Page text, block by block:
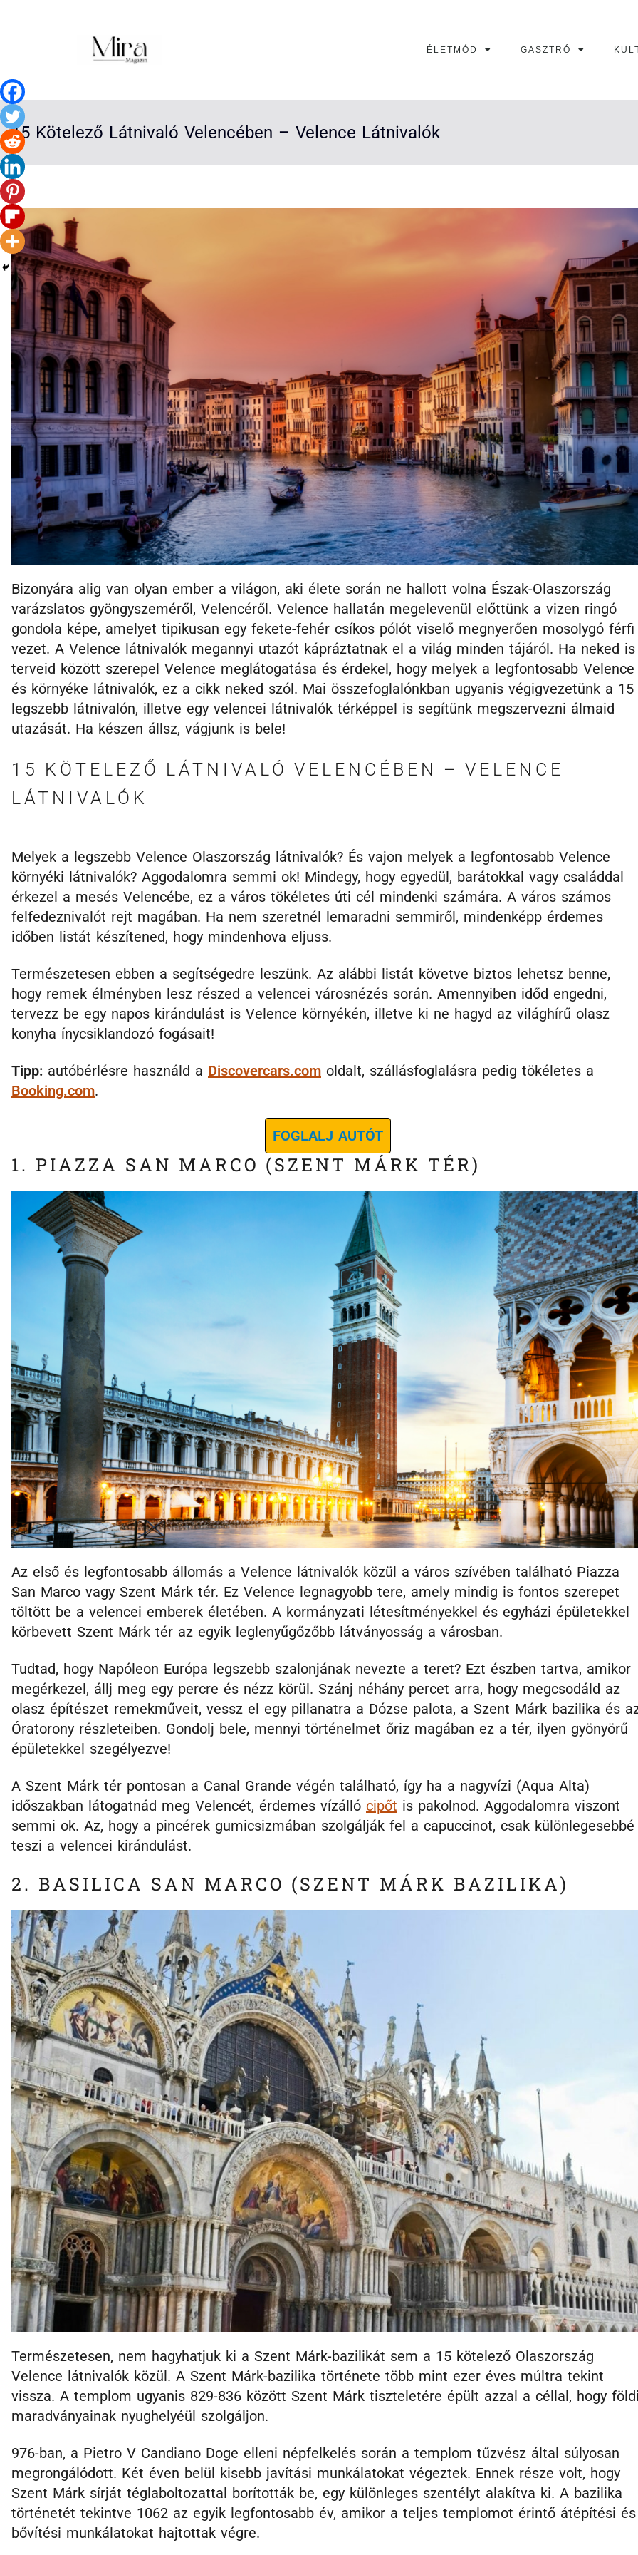
ÉLETMÓD GASZTRÓ
15 Kötelező Látnivaló Velencében – Velence Látnivalók
Bizonyára alig van olyan ember a világon, aki élete során ne hallott volna Észak-Olaszország
varázslatos gyöngyszeméről, Velencéről. Velence hallatán megelevenül előttünk a vizen ringó
gondola képe, amelyet tipikusan egy fekete-fehér csíkos pólót viselő megnyerően mosolygó férfi
vezet. A Velence látnivalók megannyi utazót kápráztatnak el a világ minden tájáról. Ha neked is
terveid között szerepel Velence meglátogatása és érdekel, hogy melyek a legfontosabb Velence
és környéke látnivalók, ez a cikk neked szól. Mai összefoglalónkban ugyanis végigvezetünk a 15
legszebb látnivalón, illetve egy velencei látnivalók térképpel is segítünk megszervezni álmaid
utazását. Ha készen állsz, vágjunk is bele!
15 KÖTELEZŐ LÁTNIVALÓ VELENCÉBEN – VELENCE
LÁTNIVALÓK
Melyek a legszebb Velence Olaszország látnivalók? És vajon melyek a legfontosabb Velence
környéki látnivalók? Aggodalomra semmi ok! Mindegy, hogy egyedül, barátokkal vagy családdal
érkezel a mesés Velencébe, ez a város tökéletes úti cél mindenki számára. A város számos
felfedeznivalót rejt magában. Ha nem szeretnél lemaradni semmiről, mindenképp érdemes
időben listát készítened, hogy mindenhova eljuss.
Természetesen ebben a segítségedre leszünk. Az alábbi listát követve biztos lehetsz benne,
hogy remek élményben lesz részed a velencei városnézés során. Amennyiben időd engedni,
tervezz be egy napos kirándulást is Velence környékén, illetve ki ne hagyd az világhírű olasz
konyha ínycsiklandozó fogásait!
Tipp: autóbérlésre használd a Discovercars.com oldalt, szállásfoglalásra pedig tökéletes a
Booking.com.
FOGLALJ AUTÓT
1. PIAZZA SAN MARCO (SZENT MÁRK TÉR)
Az első és legfontosabb állomás a Velence látnivalók közül a város szívében található Piazza
San Marco vagy Szent Márk tér. Ez Velence legnagyobb tere, amely mindig is fontos szerepet
töltött be a velencei emberek életében. A kormányzati létesítményekkel és egyházi épületekkel
körbevett Szent Márk tér az egyik leglenyűgőzőbb látványosság a városban.
Tudtad, hogy Napóleon Európa legszebb szalonjának nevezte a teret? Ezt észben tartva, amikor
megérkezel, állj meg egy percre és nézz körül. Szánj néhány percet arra, hogy megcsodáld az
olasz építészet remekműveit, vessz el egy pillanatra a Dózse palota, a Szent Márk bazilika és
Óratorony részleteiben. Gondolj bele, mennyi történelmet őriz magában ez a tér, ilyen gyönyörű
épületekkel szegélyezve!
A Szent Márk tér pontosan a Canal Grande végén található, így ha a nagyvízi (Aqua Alta)
időszakban látogatnád meg Velencét, érdemes vízálló cipőt is pakolnod. Aggodalomra viszont
semmi ok. Az, hogy a pincérek gumicsizmában szolgálják fel a capuccinot, csak különlegesebbé
teszi a velencei kirándulást.
2. BASILICA SAN MARCO (SZENT MÁRK BAZILIKA)
Természetesen, nem hagyhatjuk ki a Szent Márk-bazilikát sem a 15 kötelező Olaszország
Velence látnivalók közül. A Szent Márk-bazilika története több mint ezer éves múltra tekint
vissza. A templom ugyanis 829-836 között Szent Márk tiszteletére épült azzal a céllal, hogy
maradványainak nyughelyéül szolgáljon.
976-ban, a Pietro V Candiano Doge elleni népfelkelés során a templom tűzvész által súlyosan
megrongálódott. Két éven belül kisebb javítási munkálatokat végeztek. Ennek része volt, hogy
Szent Márk sírját téglaboltozattal borították be, egy különleges szentélyt alakítva ki. A bazilika
történetét tekintve 1062 az egyik legfontosabb év, amikor a teljes templomot érintő átépítési és
bővítési munkálatokat hajtottak végre.